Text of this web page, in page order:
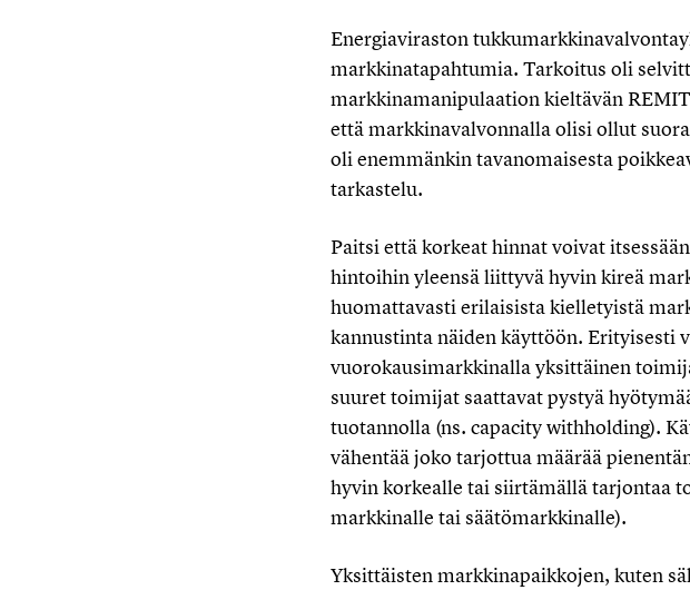
Energiaviraston
markkinatapahtumia. Tarkoitus oli
markkinamanipulaation kieltävän
että markkinavalvonnalla olisi ollut
oli enemmänkin tavanomaisesta
tarkastelu.
Paitsi että korkeat hinnat voivat
hintoihin yleensä liittyvä hyvin kireä
huomattavasti erilaisista kielletyistä
kannustinta näiden käyttöön. Erityisesti
vuorokausimarkkinalla yksittäinen
suuret toimijat saattavat pystyä
tuotannolla (ns. capacity withholding).
vähentää joko tarjottua määrää
hyvin korkealle tai siirtämällä tarjontaa
markkinalle tai säätömarkkinalle).
Yksittäisten markkinapaikkojen, kuten